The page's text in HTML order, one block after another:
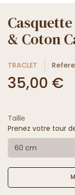
& Coton
TRACLET
35,00 €
Taille
Prenez votre tour
60 cm